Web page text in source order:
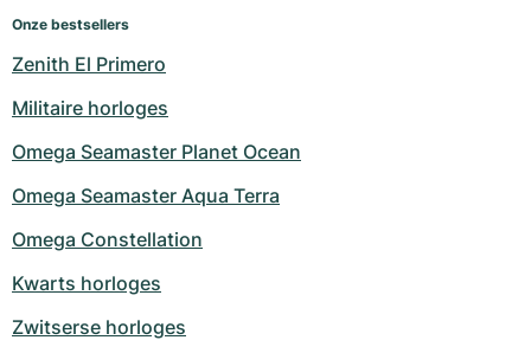
Onze bestsellers
Zenith El Primero
Militaire horloges
Omega Seamaster Planet Ocean
Omega Seamaster Aqua Terra
Omega Constellation
Kwarts horloges
Zwitserse horloges